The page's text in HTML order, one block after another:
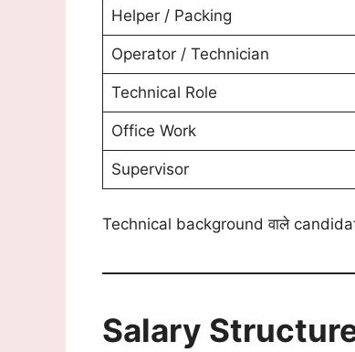
Helper / Packing
Operator / Technician
Technical Role
Office Work
Supervisor
Technical background वाले
Salary